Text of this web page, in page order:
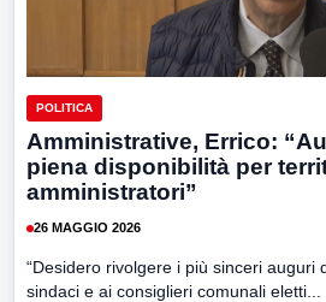
POLITICA
Amministrative, Errico:
piena disponibilità per
amministratori”
26 MAGGIO 2026
“Desidero rivolgere i più sinceri auguri
sindaci e ai consiglieri comunali eletti...